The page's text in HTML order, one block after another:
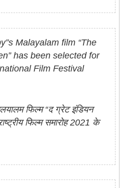
Malayalam film “The
has been selected for
Film Festival
फिल्म “द ग्रेट इंडियन
फिल्म समारोह 2021 के